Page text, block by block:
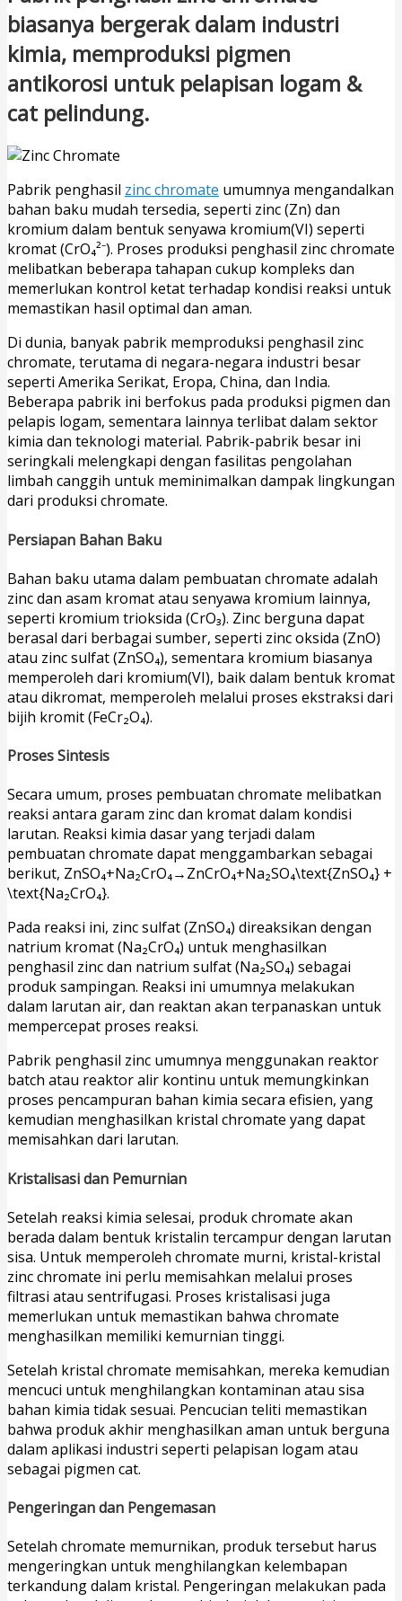
biasanya bergerak dalam industri
kimia, memproduksi pigmen
antikorosi untuk pelapisan logam &
cat pelindung.
Pabrik penghasil zinc chromate umumnya mengandalkan
bahan baku mudah tersedia, seperti zinc (Zn) dan
kromium dalam bentuk senyawa kromium(VI) seperti
kromat (CrO₄²⁻). Proses produksi penghasil zinc chromate
melibatkan beberapa tahapan cukup kompleks dan
memerlukan kontrol ketat terhadap kondisi reaksi untuk
memastikan hasil optimal dan aman.
Di dunia, banyak pabrik memproduksi penghasil zinc
chromate, terutama di negara-negara industri besar
seperti Amerika Serikat, Eropa, China, dan India.
Beberapa pabrik ini berfokus pada produksi pigmen dan
pelapis logam, sementara lainnya terlibat dalam sektor
kimia dan teknologi material. Pabrik-pabrik besar ini
seringkali melengkapi dengan fasilitas pengolahan
limbah canggih untuk meminimalkan dampak lingkungan
dari produksi chromate.
Persiapan Bahan Baku
Bahan baku utama dalam pembuatan chromate adalah
zinc dan asam kromat atau senyawa kromium lainnya,
seperti kromium trioksida (CrO₃). Zinc berguna dapat
berasal dari berbagai sumber, seperti zinc oksida (ZnO)
atau zinc sulfat (ZnSO₄), sementara kromium biasanya
memperoleh dari kromium(VI), baik dalam bentuk kromat
atau dikromat, memperoleh melalui proses ekstraksi dari
bijih kromit (FeCr₂O₄).
Proses Sintesis
Secara umum, proses pembuatan chromate melibatkan
reaksi antara garam zinc dan kromat dalam kondisi
larutan. Reaksi kimia dasar yang terjadi dalam
pembuatan chromate dapat menggambarkan sebagai
berikut, ZnSO₄+Na₂CrO₄→ZnCrO₄+Na₂SO₄\text{ZnSO₄} +
\text{Na₂CrO₄}.
Pada reaksi ini, zinc sulfat (ZnSO₄) direaksikan dengan
natrium kromat (Na₂CrO₄) untuk menghasilkan
penghasil zinc dan natrium sulfat (Na₂SO₄) sebagai
produk sampingan. Reaksi ini umumnya melakukan
dalam larutan air, dan reaktan akan terpanaskan untuk
mempercepat proses reaksi.
Pabrik penghasil zinc umumnya menggunakan reaktor
batch atau reaktor alir kontinu untuk memungkinkan
proses pencampuran bahan kimia secara efisien, yang
kemudian menghasilkan kristal chromate yang dapat
memisahkan dari larutan.
Kristalisasi dan Pemurnian
Setelah reaksi kimia selesai, produk chromate akan
berada dalam bentuk kristalin tercampur dengan larutan
sisa. Untuk memperoleh chromate murni, kristal-kristal
zinc chromate ini perlu memisahkan melalui proses
filtrasi atau sentrifugasi. Proses kristalisasi juga
memerlukan untuk memastikan bahwa chromate
menghasilkan memiliki kemurnian tinggi.
Setelah kristal chromate memisahkan, mereka kemudian
mencuci untuk menghilangkan kontaminan atau sisa
bahan kimia tidak sesuai. Pencucian teliti memastikan
bahwa produk akhir menghasilkan aman untuk berguna
dalam aplikasi industri seperti pelapisan logam atau
sebagai pigmen cat.
Pengeringan dan Pengemasan
Setelah chromate memurnikan, produk tersebut harus
mengeringkan untuk menghilangkan kelembapan
terkandung dalam kristal. Pengeringan melakukan pada